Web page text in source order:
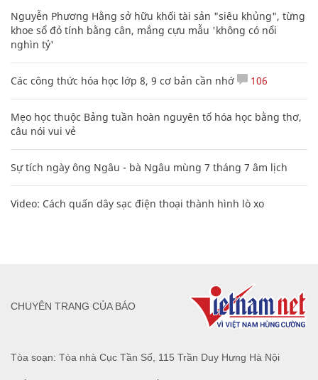
Nguyễn Phương Hằng sở hữu khối tài sản "siêu khủng", từng
khoe sổ đỏ tính bằng cân, mắng cựu mẫu 'không có nổi
nghìn tỷ'
Các công thức hóa học lớp 8, 9 cơ bản cần nhớ 106
Mẹo học thuộc Bảng tuần hoàn nguyên tố hóa học bằng thơ,
câu nói vui vẻ
Sự tích ngày ông Ngâu - bà Ngâu mùng 7 tháng 7 âm lịch
Video: Cách quấn dây sạc điện thoại thành hình lò xo
Tòa soạn: Tòa nhà Cục Tần Số, 115 Trần Duy Hưng Hà Nội
CHUYÊN TRANG CỦA BÁO